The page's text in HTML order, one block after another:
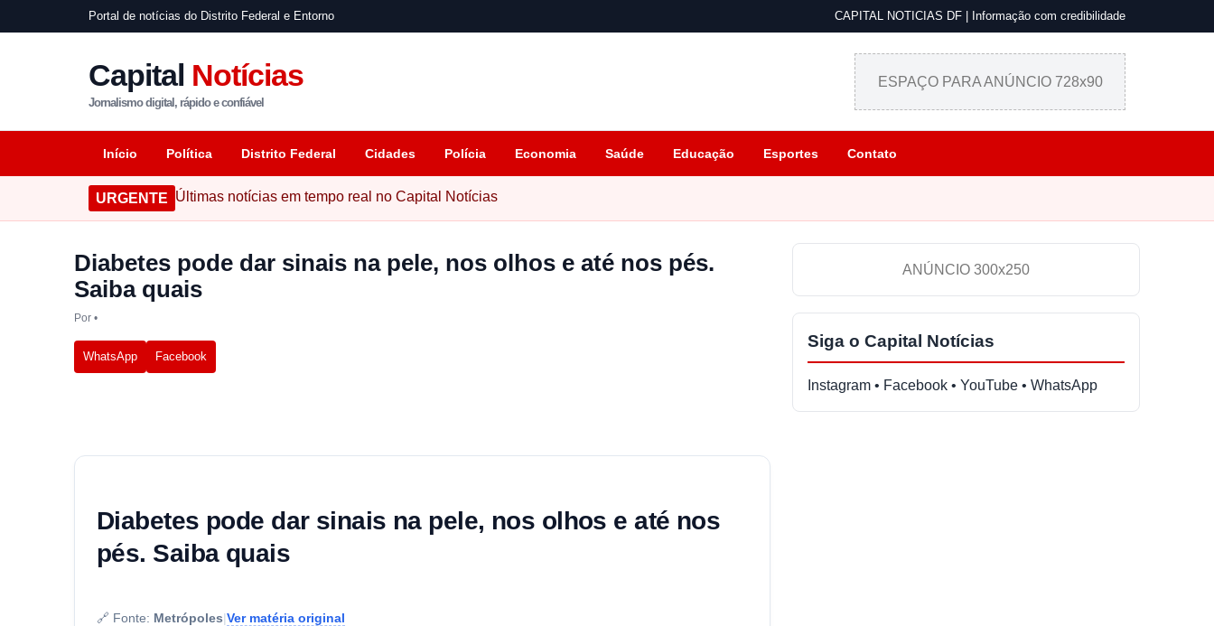
Portal de notícias do Distrito Federal e Entorno CAPITAL NOTICIAS DF | Informação com credibilidade
Capital Notícias
Jornalismo digital, rápido e confiável
ESPAÇO PARA ANÚNCIO 728x90
Início Política Distrito Federal Cidades Polícia Economia Saúde Educação Esportes Contato
URGENTE Últimas notícias em tempo real no Capital Notícias
Diabetes pode dar sinais na pele, nos olhos e até nos pés.
Saiba quais
Por •
WhatsApp Facebook
Diabetes pode dar sinais na pele, nos olhos e até nos
pés. Saiba quais
🔗 Fonte: Metrópoles|Ver matéria original
ANÚNCIO 300x250
Siga o Capital Notícias
Instagram • Facebook • YouTube • WhatsApp